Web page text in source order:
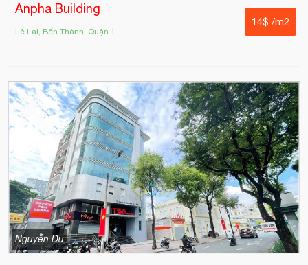
Anpha Building
Lê Lai, Bến Thành, Quận 1
14$ /m2
Nguyễn Du